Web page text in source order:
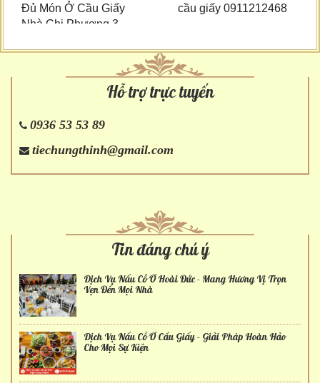
Đủ Món Ở Cầu Giấy
Nhà Chị Phương 3
cầu giấy 0911212468
Hỗ trợ trực tuyến
0936 53 53 89
tiechungthinh@gmail.com
Tin đáng chú ý
Dịch Vụ Nấu Cỗ Ở Hoài Đức - Mang Hương Vị Trọn
Vẹn Đến Mọi Nhà
Dịch Vụ Nấu Cỗ Ở Cầu Giấy - Giải Pháp Hoàn Hảo
Cho Mọi Sự Kiện